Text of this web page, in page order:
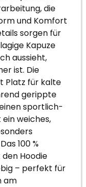
die
und Komfort
sorgen für
Kapuze
aussieht,
ist. Die
Platz für kalte
gerippte
sportlich-
weiches,
100 %
Hoodie
– perfekt für
am